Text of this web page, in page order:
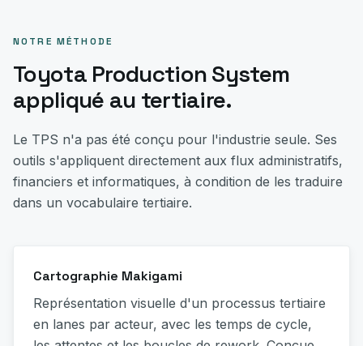
NOTRE MÉTHODE
Toyota Production System
appliqué au tertiaire.
Le TPS n'a pas été conçu pour l'industrie seule. Ses
outils s'appliquent directement aux flux administratifs,
financiers et informatiques, à condition de les traduire
dans un vocabulaire tertiaire.
Cartographie Makigami
Représentation visuelle d'un processus tertiaire
en lanes par acteur, avec les temps de cycle,